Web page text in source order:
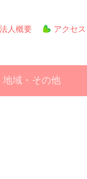
法人概要 アクセス
地域・その他